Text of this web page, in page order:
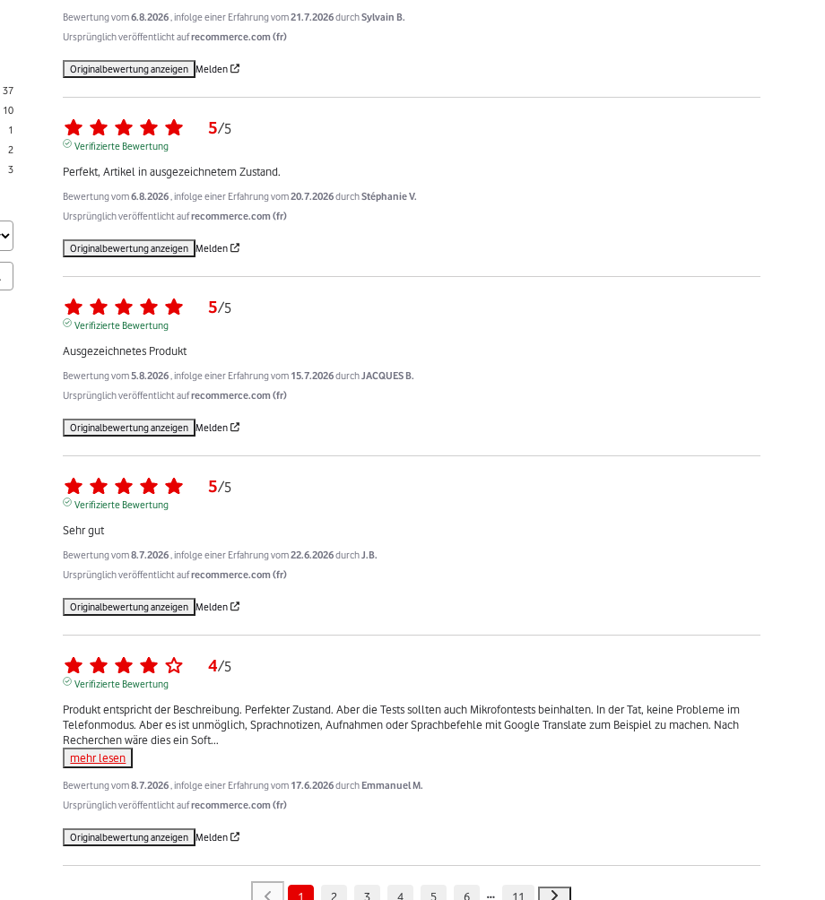
37
10
1
2
3
Bewertung vom6.8.2026 , infolge einer Erfahrung vom21.7.2026durchSylvain B.
Ursprünglich veröffentlicht aufrecommerce.com (fr)
Originalbewertung anzeigen Melden
5/5
Verifizierte Bewertung
Perfekt, Artikel in ausgezeichnetem Zustand.
Bewertung vom6.8.2026 , infolge einer Erfahrung vom20.7.2026durchStéphanie V.
Ursprünglich veröffentlicht aufrecommerce.com (fr)
Originalbewertung anzeigen Melden
5/5
Verifizierte Bewertung
Ausgezeichnetes Produkt
Bewertung vom5.8.2026 , infolge einer Erfahrung vom 15.7.2026durchJACQUES B.
Ursprünglich veröffentlicht aufrecommerce.com (fr)
Originalbewertung anzeigen Melden
5/5
Verifizierte Bewertung
Sehr gut
Bewertung vom8.7.2026 , infolge einer Erfahrung vom22.6.2026durchJ.B.
Ursprünglich veröffentlicht aufrecommerce.com (fr)
Originalbewertung anzeigen Melden
4/5
Verifizierte Bewertung
Produkt entspricht der Beschreibung. Perfekter Zustand. Aber die Tests sollten auch Mikrofontests beinhalten. In der Tat, keine Probleme im
Telefonmodus. Aber es ist unmöglich, Sprachnotizen, Aufnahmen oder Sprachbefehle mit Google Translate zum Beispiel zu machen. Nach
Recherchen wäre dies ein Soft...
mehr lesen
Bewertung vom8.7.2026 , infolge einer Erfahrung vom 17.6.2026durch Emmanuel M.
Ursprünglich veröffentlicht aufrecommerce.com (fr)
Originalbewertung anzeigen Melden
1 2 3 4 5 6 11